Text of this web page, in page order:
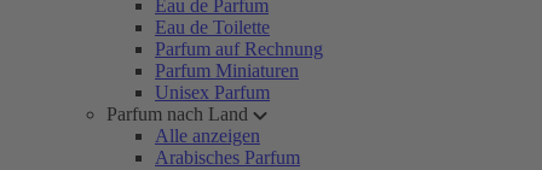
Eau de Parfum
Eau de Toilette
Parfum auf Rechnung
Parfum Miniaturen
Unisex Parfum
Parfum nach Land
Alle anzeigen
Arabisches Parfum